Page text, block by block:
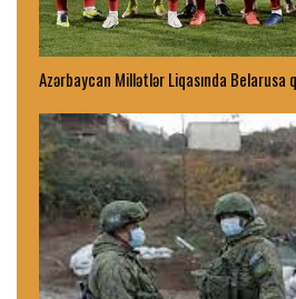
Azərbaycan Millətlər Liqasında Belarusa